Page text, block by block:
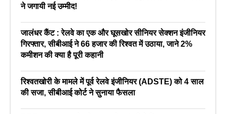
ने जगायी नई उम्मीद!
जालंधर कैंट : रेलवे का एक और घूसखोर सीनियर सेक्शन इंजीनियर
गिरफ्तार, सीबीआई ने 66 हजार की रिश्वत में उठाया, जाने 2%
कमीशन की क्या है पूरी कहानी
रिश्वतखोरी के मामले में पूर्व रेलवे इंजीनियर (ADSTE) को 4 साल
की सजा, सीबीआई कोर्ट ने सुनाया फैसला